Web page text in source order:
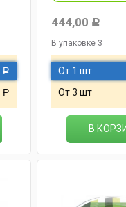
Р
Р
444,00 Р
В упаковке 3
От 1 шт
От 3 шт
В